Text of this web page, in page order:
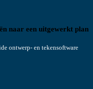
naar een uitgewerkt plan
ontwerp- en tekensoftware